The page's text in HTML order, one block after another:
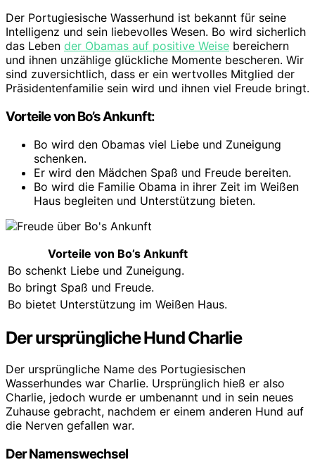
Der Portugiesische Wasserhund ist bekannt für seine
Intelligenz und sein liebevolles Wesen. Bo wird sicherlich
das Leben der Obamas auf positive Weise bereichern
und ihnen unzählige glückliche Momente bescheren. Wir
sind zuversichtlich, dass er ein wertvolles Mitglied der
Präsidentenfamilie sein wird und ihnen viel Freude bringt.
Vorteile von Bo’s Ankunft:
Bo wird den Obamas viel Liebe und Zuneigung
schenken.
Er wird den Mädchen Spaß und Freude bereiten.
Bo wird die Familie Obama in ihrer Zeit im Weißen
Haus begleiten und Unterstützung bieten.
Vorteile von Bo’s Ankunft
Bo schenkt Liebe und Zuneigung.
Bo bringt Spaß und Freude.
Bo bietet Unterstützung im Weißen Haus.
Der ursprüngliche Hund Charlie
Der ursprüngliche Name des Portugiesischen
Wasserhundes war Charlie. Ursprünglich hieß er also
Charlie, jedoch wurde er umbenannt und in sein neues
Zuhause gebracht, nachdem er einem anderen Hund auf
die Nerven gefallen war.
Der Namenswechsel